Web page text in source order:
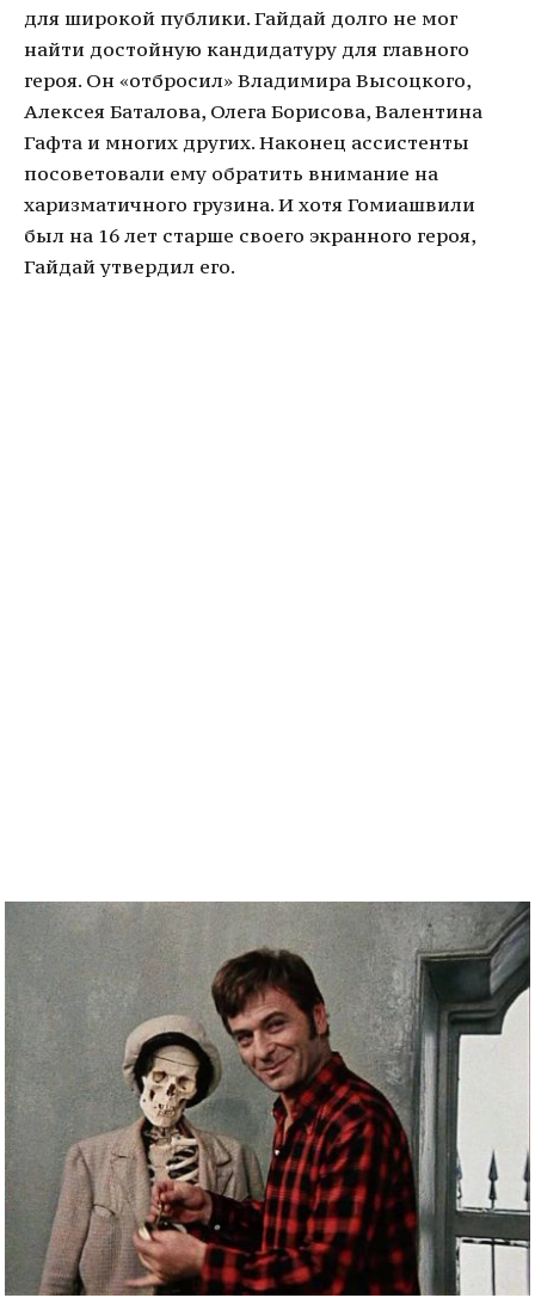
для широкой публики. Гайдай долго не мог
найти достойную кандидатуру для главного
героя. Он «отбросил» Владимира Высоцкого,
Алексея Баталова, Олега Борисова, Валентина
Гафта и многих других. Наконец ассистенты
посоветовали ему обратить внимание на
харизматичного грузина. И хотя Гомиашвили
был на 16 лет старше своего экранного героя,
Гайдай утвердил его.